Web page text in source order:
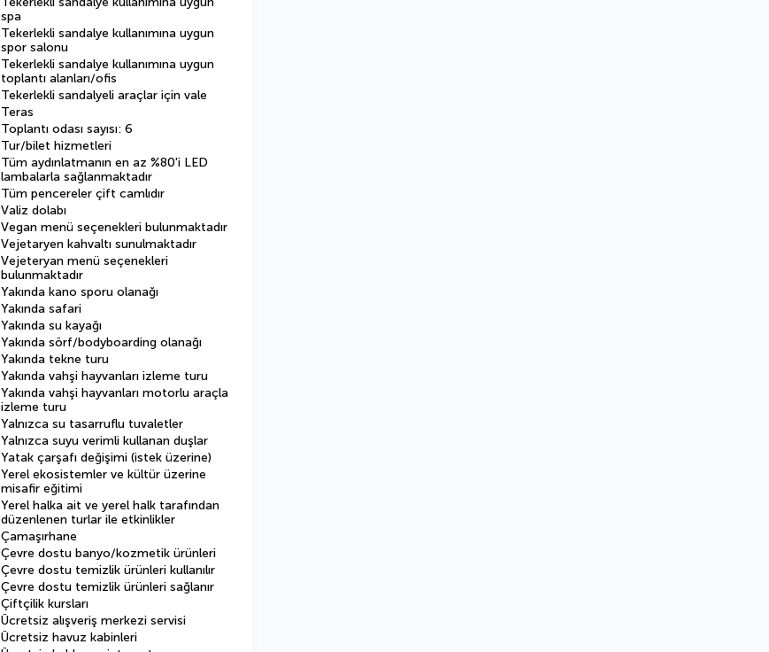
spa
Tekerlekli sandalye kullanımına uygun
spor salonu
Tekerlekli sandalye kullanımına uygun
toplantı alanları/ofis
Tekerlekli sandalyeli araçlar için vale
Teras
Toplantı odası sayısı: 6
Tur/bilet hizmetleri
Tüm aydınlatmanın en az %80'i LED
lambalarla sağlanmaktadır
Tüm pencereler çift camlıdır
Valiz dolabı
Vegan menü seçenekleri bulunmaktadır
Vejetaryen kahvaltı sunulmaktadır
Vejeteryan menü seçenekleri
bulunmaktadır
Yakında kano sporu olanağı
Yakında safari
Yakında su kayağı
Yakında sörf/bodyboarding olanağı
Yakında tekne turu
Yakında vahşi hayvanları izleme turu
Yakında vahşi hayvanları motorlu araçla
izleme turu
Yalnızca su tasarruflu tuvaletler
Yalnızca suyu verimli kullanan duşlar
Yatak çarşafı değişimi (istek üzerine)
Yerel ekosistemler ve kültür üzerine
misafir eğitimi
Yerel halka ait ve yerel halk tarafından
düzenlenen turlar ile etkinlikler
Çamaşırhane
Çevre dostu banyo/kozmetik ürünleri
Çevre dostu temizlik ürünleri kullanılır
Çevre dostu temizlik ürünleri sağlanır
Çiftçilik kursları
Ücretsiz alışveriş merkezi servisi
Ücretsiz havuz kabinleri